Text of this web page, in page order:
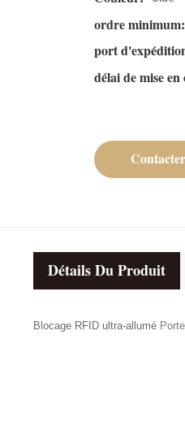
ordre minimum:
port
délai de mise
Détails Du Produit
Blocage RFID ultra-allumé